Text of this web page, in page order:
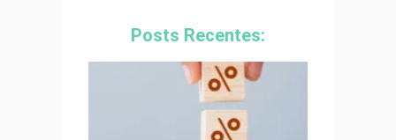
Posts Recentes: